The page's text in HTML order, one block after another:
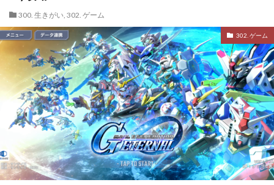
300. 生きがい, 302. ゲーム
302. ゲーム